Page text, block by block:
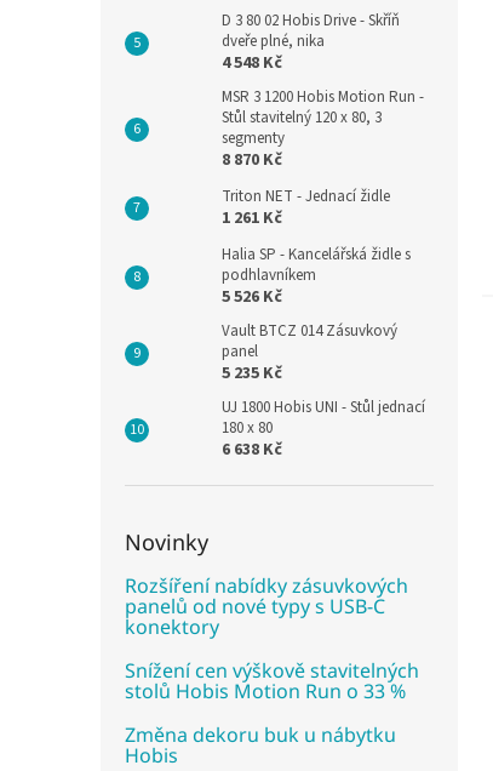
D 3 80 02 Hobis Drive - Skříň
dveře plné, nika
4 548 Kč
MSR 3 1200 Hobis Motion Run -
Stůl stavitelný 120 x 80, 3
segmenty
8 870 Kč
Triton NET - Jednací židle
1 261 Kč
Halia SP - Kancelářská židle s
podhlavníkem
5 526 Kč
Vault BTCZ 014 Zásuvkový
panel
5 235 Kč
UJ 1800 Hobis UNI - Stůl jednací
180 x 80
6 638 Kč
Novinky
Rozšíření nabídky zásuvkových
panelů od nové typy s USB-C
konektory
Snížení cen výškově stavitelných
stolů Hobis Motion Run o 33 %
Změna dekoru buk u nábytku
Hobis